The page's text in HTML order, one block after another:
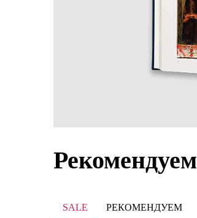
Рекомендуем
SALE РЕКОМЕНДУЕМ